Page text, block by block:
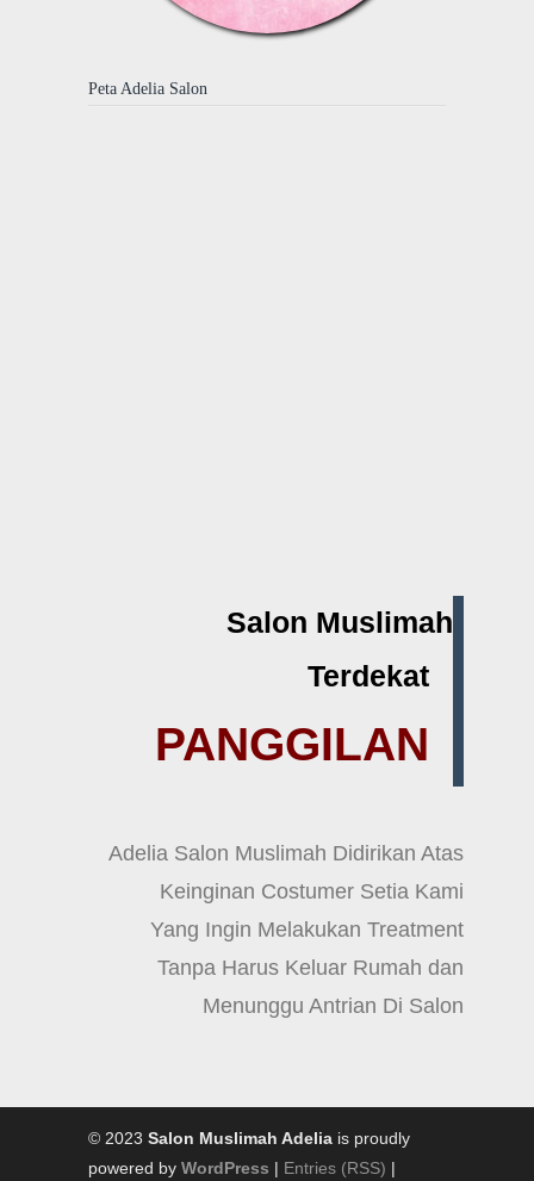
Peta Adelia Salon
Salon Muslimah
Terdekat
PANGGILAN
Adelia Salon Muslimah Didirikan Atas
Keinginan Costumer Setia Kami
Yang Ingin Melakukan Treatment
Tanpa Harus Keluar Rumah dan
Menunggu Antrian Di Salon
© 2023 Salon Muslimah Adelia is proudly
powered by WordPress | Entries (RSS) |